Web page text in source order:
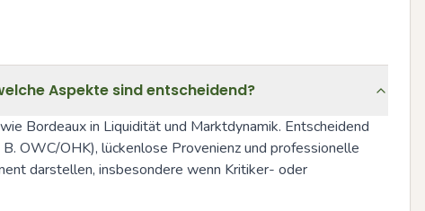
Aspekte sind entscheidend?
Bordeaux in Liquidität und Marktdynamik. Entscheidend
OWC/OHK), lückenlose Provenienz und professionelle
darstellen, insbesondere wenn Kritiker- oder